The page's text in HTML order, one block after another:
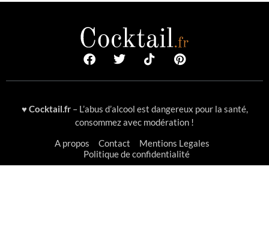
♥ Cocktail.fr– L’abus d’alcool est dangereux pour la santé,
consommez avec modération !
A propos
Contact
Mentions Legales
Politique de confidentialité